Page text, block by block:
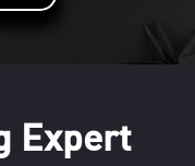
Expert